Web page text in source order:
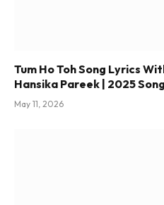
Tum Ho Toh Song Lyrics
Hansika Pareek | 2025 Song
May 11, 2026